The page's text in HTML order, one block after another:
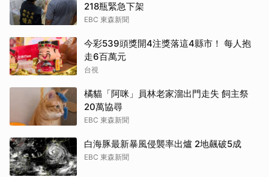
218瓶緊急下架
EBC 東森新聞
今彩539頭獎開4注獎落這4縣市！ 每人抱
走6百萬元
台視
橘貓「阿咪」員林老家溜出門走失 飼主祭
20萬協尋
EBC 東森新聞
白海豚最新暴風侵襲率出爐 2地飆破5成
EBC 東森新聞